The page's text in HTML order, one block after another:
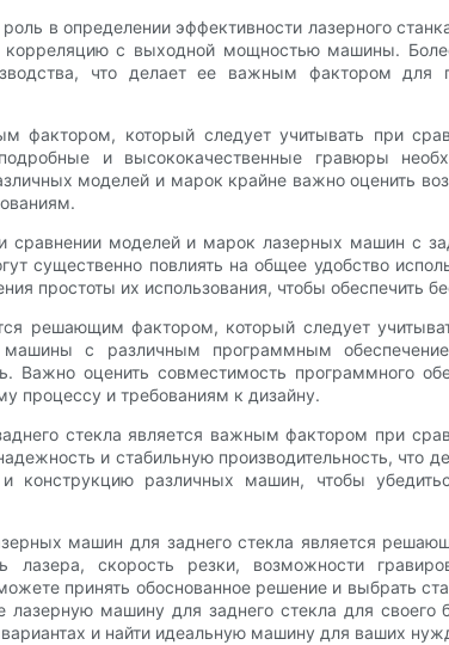
в определении эффективности лазерного
с выходной мощностью машины.
что делает ее важным фактором для
фактором, который следует учитывать при
и высококачественные гравюры
моделей и марок крайне важно оценить
моделей и марок лазерных машин с
существенно повлиять на общее удобство
простоты их использования, чтобы обеспечить
решающим фактором, который следует
с различным программным
Важно оценить совместимость программного
процессу и требованиям к дизайну.
стекла является важным фактором при
и стабильную производительность, что
конструкцию различных машин, чтобы
машин для заднего стекла является
скорость резки, возможности
принять обоснованное решение и выбрать
машину для заднего стекла для своего
и ​​найти идеальную машину для ваших